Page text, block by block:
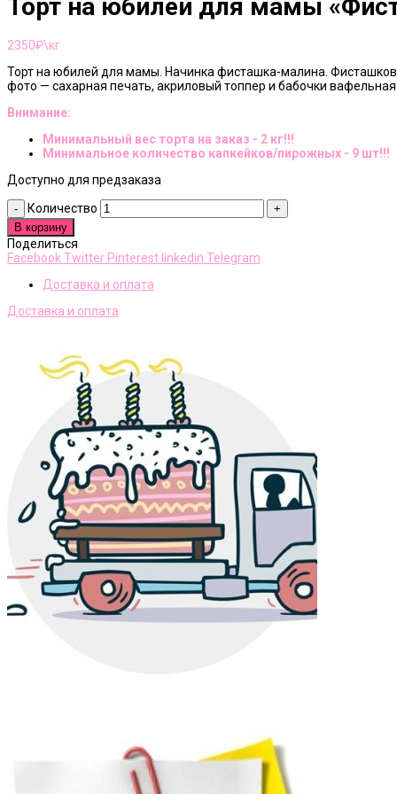
Торт на юбилей для мамы
2350₽\кг
Торт на юбилей для мамы. Начинка фисташка-малина.
фото — сахарная печать, акриловый топпер и бабочки вафельная
Внимание:
Минимальный вес торта на заказ - 2 кг!!!
Минимальное количество капкейков/пирожных - 9 шт!!!
Доступно для предзаказа
Количество
В корзину
Поделиться
Facebook Twitter Pinterest linkedin Telegram
Доставка и оплата
Доставка и оплата